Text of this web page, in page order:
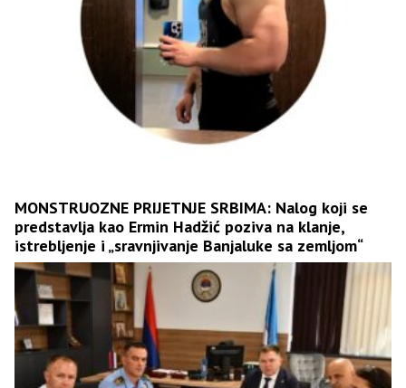
MONSTRUOZNE PRIJETNJE SRBIMA: Nalog koji se
predstavlja kao Ermin Hadžić poziva na klanje,
istrebljenje i „sravnjivanje Banjaluke sa zemljom“